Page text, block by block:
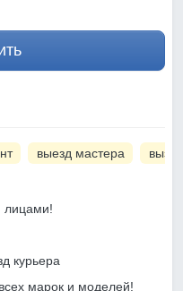
выезд мастера
лицами!
курьера
марок и моделей!